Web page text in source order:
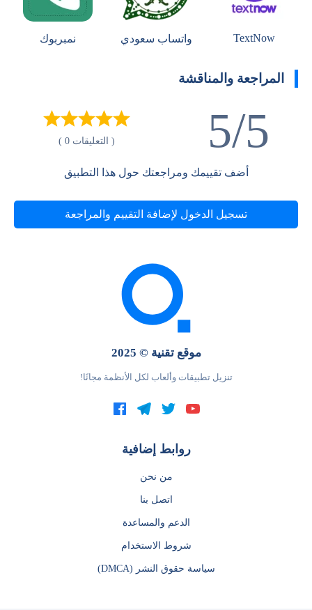
TextNow واتساب سعودي نمبربوك
المراجعة والمناقشة
5/5 ( التعليقات 0 )
أضف تقييمك ومراجعتك حول هذا التطبيق
تسجيل الدخول لإضافة التقييم والمراجعة
موقع تقنية © 2025
تنزيل تطبيقات وألعاب لكل الأنظمة مجانًا!
روابط إضافية
من نحن
اتصل بنا
الدعم والمساعدة
شروط الاستخدام
سياسة حقوق النشر (DMCA)